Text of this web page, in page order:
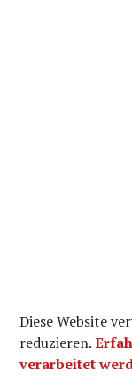
Diese Website
reduzieren.
verarbeitet